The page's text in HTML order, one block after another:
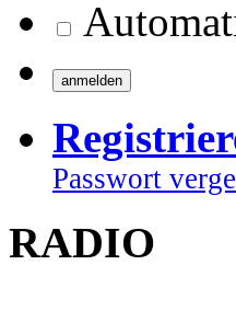
Passwort
RADIO